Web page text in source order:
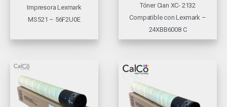
Impresora Lexmark
MS521 – 56F2U0E
Tóner Cian XC- 2132
Compatible con Lexmark –
24XBB6008 C